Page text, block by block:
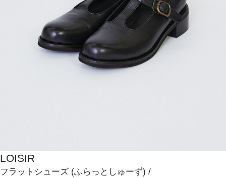
LOISIR
フラットシューズ (ふらっとしゅーず) /